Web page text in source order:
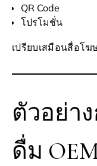
QR Code
โปรโมชั่น
เปรียบเสมือนสื่อโ
ตัวอย่า
ดื่ม